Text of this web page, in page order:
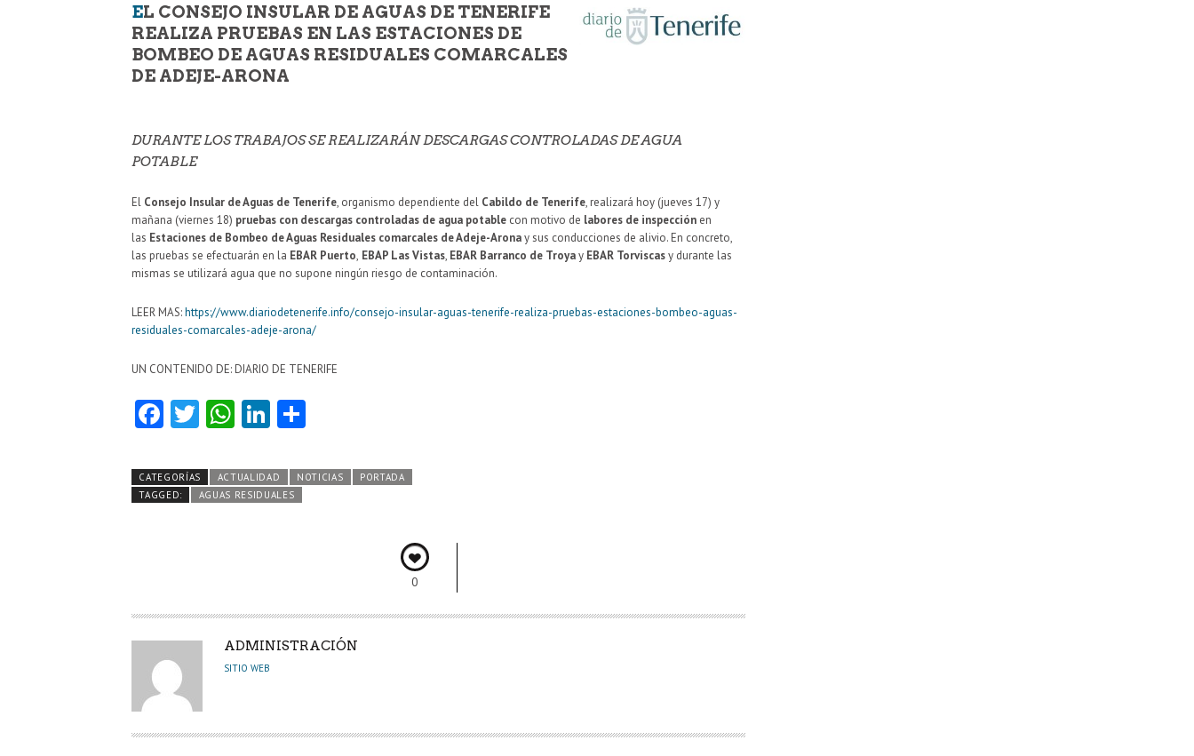
EL CONSEJO INSULAR DE AGUAS DE TENERIFE
REALIZA PRUEBAS EN LAS ESTACIONES DE
BOMBEO DE AGUAS RESIDUALES COMARCALES
DE ADEJE-ARONA
DURANTE LOS TRABAJOS SE REALIZARÁN DESCARGAS CONTROLADAS DE AGUA
POTABLE
El Consejo Insular de Aguas de Tenerife, organismo dependiente del Cabildo de Tenerife, realizará hoy (jueves 17) y
mañana (viernes 18) pruebas con descargas controladas de agua potable con motivo de labores de inspección en
las Estaciones de Bombeo de Aguas Residuales comarcales de Adeje-Aronay sus conducciones de alivio. En concreto,
las pruebas se efectuarán en la EBAR Puerto, EBAP Las Vistas, EBAR Barranco de Troyay EBAR Torviscasy durante las
mismas se utilizará agua que no supone ningún riesgo de contaminación.
LEER MAS:https://www.diariodetenerife.info/consejo-insular-aguas-tenerife-realiza-pruebas-estaciones-bombeo-aguas-
residuales-comarcales-adeje-arona/
UN CONTENIDO DE: DIARIO DE TENERIFE
Fa
b
o
T
itt
er
W
ts
A
Li
e
dI
m
CATEGORÍAS ACTUALIDAD NOTICIAS
PORTADA
TAGGED:
AGUAS RESIDUALES
0
A
U
R
ADMINISTRACIÓN
SITIO WEB